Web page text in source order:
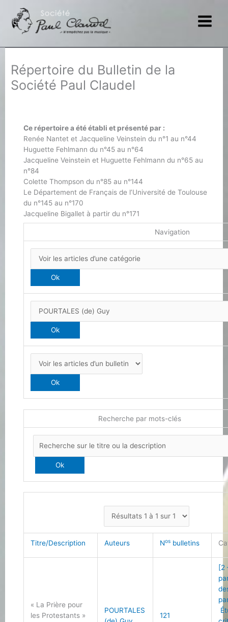
contenu
Répertoire du Bulletin de la
Société Paul Claudel
Ce répertoire a été établi et présenté par :
Renée Nantet et Jacqueline Veinstein du n°1 au n°44
Huguette Fehlmann du n°45 au n°64
Jacqueline Veinstein et Huguette Fehlmann du n°65 au
n°84
Colette Thompson du n°85 au n°144
Le Département de Français de l’Université de Toulouse
du n°145 au n°170
Jacqueline Bigallet à partir du n°171
Navigation
Recherche par mots-clés
Titre/Description Auteurs Nos bulletins
« La Prière pour
les Protestants »
POURTALES
121
[2